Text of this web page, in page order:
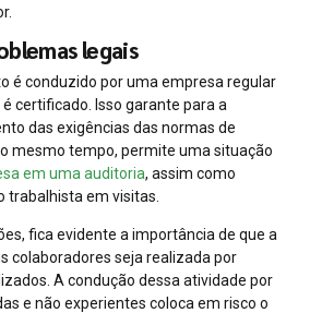
legais
é conduzido por uma empresa regular
certificado. Isso garante para a
das exigências das normas de
mesmo tempo, permite uma situação
em uma auditoria, assim como
trabalhista em visitas.
fica evidente a importância de que a
colaboradores seja realizada por
A condução dessa atividade por
e não experientes coloca em risco o